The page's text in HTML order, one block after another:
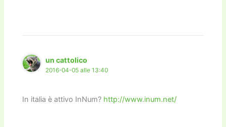
un cattolico
2016-04-05 alle 13:40
In italia è attivo InNum? http://www.inum.net/